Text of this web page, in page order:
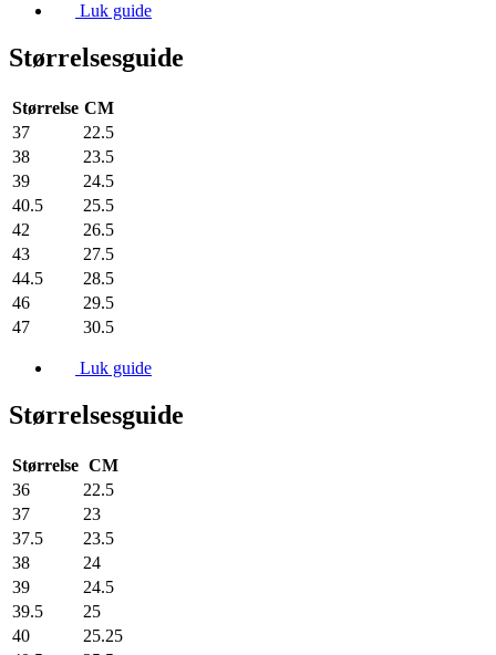
Luk guide
Størrelsesguide
Størrelse CM
37
22.5
38
23.5
39
24.5
40.5
25.5
42
26.5
43
27.5
44.5
28.5
46
29.5
47
30.5
Luk guide
Størrelsesguide
Størrelse CM
36
22.5
37
23
37.5
23.5
38
24
39
24.5
39.5
25
40
25.25